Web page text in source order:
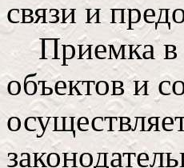
связи и
Приемка в
объектов и